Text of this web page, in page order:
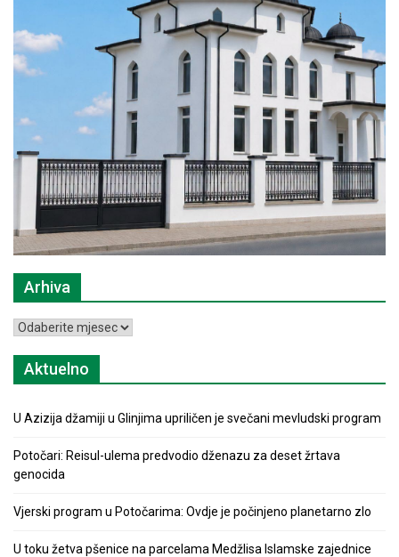
Arhiva
Arhiva
Aktuelno
U Azizija džamiji u Glinjima upriličen je svečani mevludski program
Potočari: Reisul-ulema predvodio dženazu za deset žrtava
genocida
Vjerski program u Potočarima: Ovdje je počinjeno planetarno zlo
U toku žetva pšenice na parcelama Medžlisa Islamske zajednice